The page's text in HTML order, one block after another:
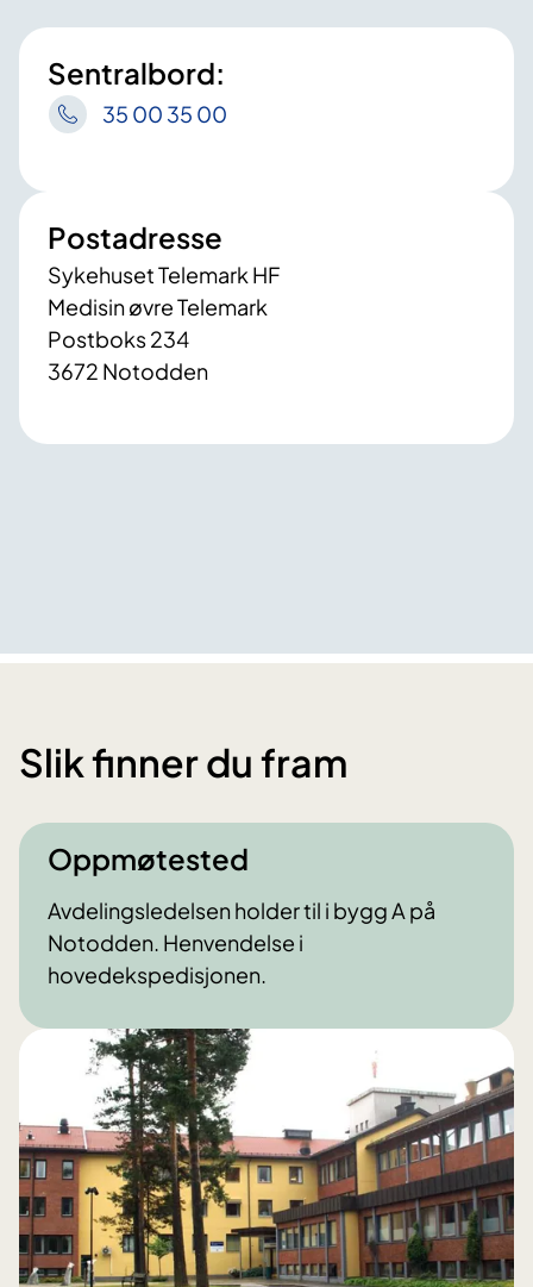
Sentralbord:
35 00 35 00
Postadresse
Sykehuset Telemark HF
Medisin øvre Telemark
Postboks 234
3672 Notodden
Slik finner du fram
Oppmøtested
Avdelingsledelsen holder til i bygg A på
Notodden. Henvendelse i
hovedekspedisjonen.